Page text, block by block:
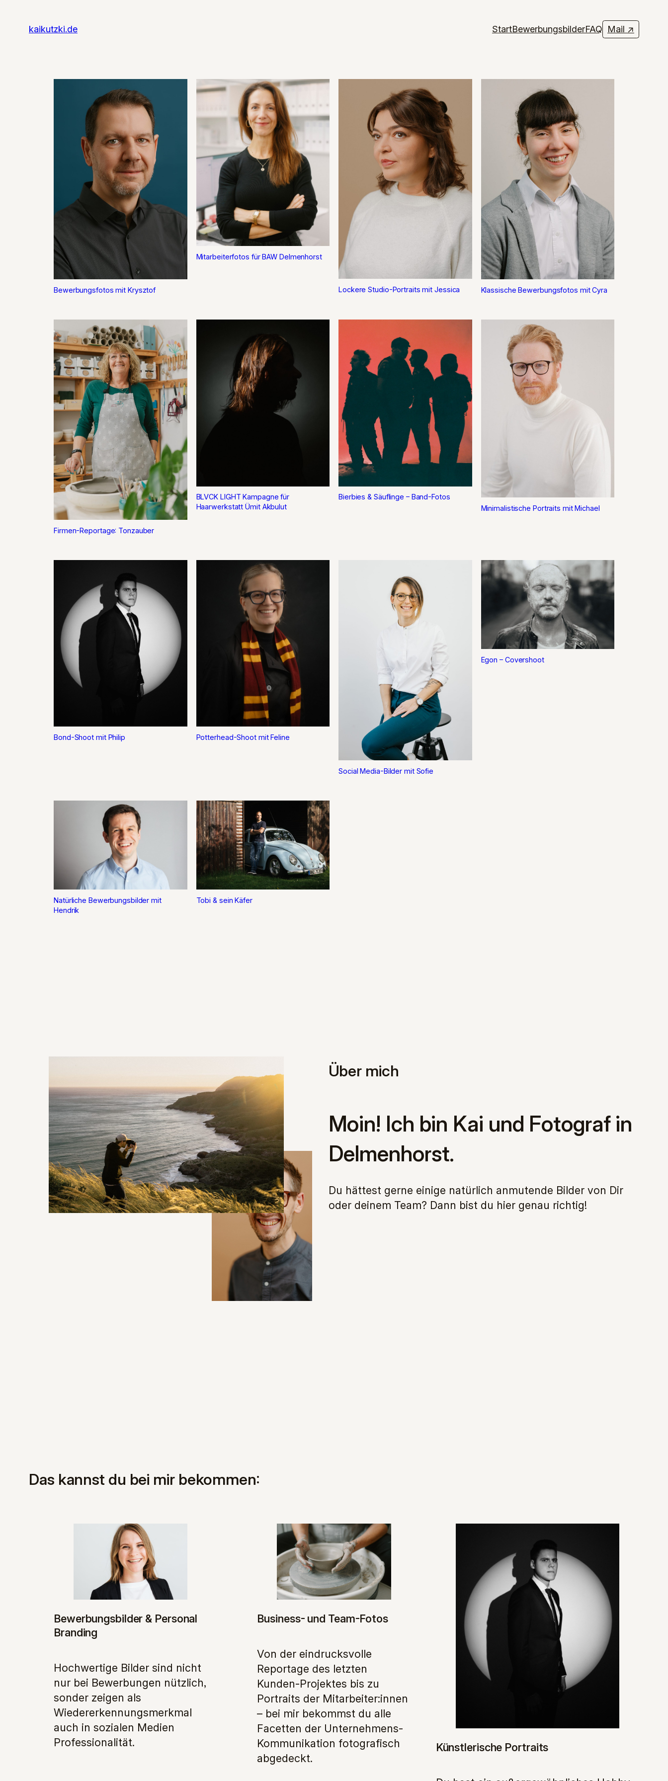
springen
kaikutzki.de StartBewerbungsbilderFAQ Mail
Bewerbungsfotos mit Krysztof
Mitarbeiterfotos für BAW Delmenhorst
Lockere Studio-Portraits mit Jessica Klassische Bewerbungsfotos mit Cyra
Firmen-Reportage: Tonzauber
BLVCK LIGHT Kampagne für
Haarwerkstatt Ümit Akbulut
Bierbies & Säuflinge – Band-Fotos
Minimalistische Portraits mit Michael
Bond-Shoot mit Philip Potterhead-Shoot mit Feline
Social Media-Bilder mit Sofie
Egon – Covershoot
Natürliche Bewerbungsbilder mit
Hendrik
Tobi & sein Käfer
Über mich
Moin! Ich bin Kai und Fotograf in
Delmenhorst.
Du hättest gerne einige natürlich anmutende Bilder von Dir
oder deinem Team? Dann bist du hier genau richtig!
Das kannst du bei mir bekommen:
Bewerbungsbilder & Personal
Branding
Hochwertige Bilder sind nicht
nur bei Bewerbungen nützlich,
sonder zeigen als
Wiedererkennungsmerkmal
auch in sozialen Medien
Professionalität.
Business- und Team-Fotos
Von der eindrucksvolle
Reportage des letzten
Kunden-Projektes bis zu
Portraits der Mitarbeiter:innen
– bei mir bekommst du alle
Facetten der Unternehmens-
Kommunikation fotografisch
abgedeckt.
Künstlerische Portraits